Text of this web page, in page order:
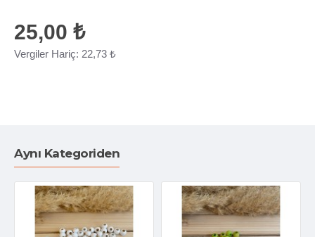
25,00 ₺
Vergiler Hariç: 22,73 ₺
Aynı Kategoriden